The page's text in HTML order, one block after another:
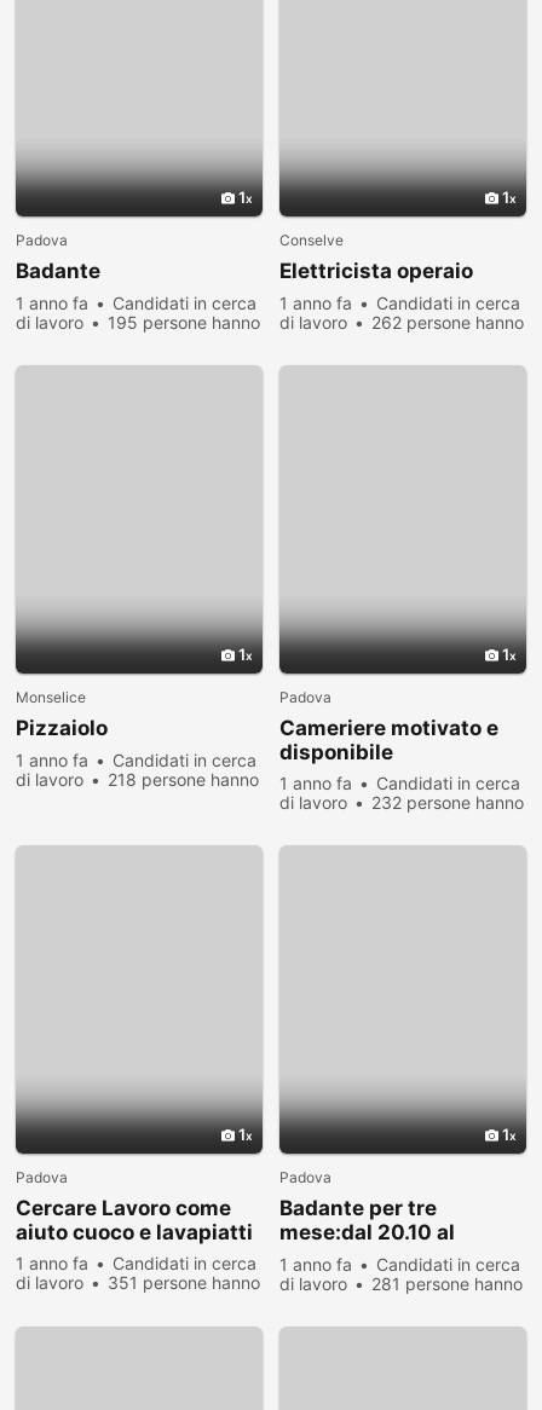
1
Padova
Badante
1 anno fa
Candidati in cerca
di lavoro
195 persone hanno
1
Conselve
Elettricista operaio
1 anno fa
Candidati in cerca
di lavoro
262 persone hanno
1
Monselice
Pizzaiolo
1 anno fa
Candidati in cerca
di lavoro
218 persone hanno
1
Padova
Cameriere motivato e
disponibile
1 anno fa
Candidati in cerca
di lavoro
232 persone hanno
1
Padova
Cercare Lavoro come
aiuto cuoco e lavapiatti
1 anno fa
Candidati in cerca
di lavoro
351 persone hanno
1
Padova
Badante per tre
mese:dal 20.10 al
20.01.AUTOMUNITA
1 anno fa
Candidati in cerca
di lavoro
281 persone hanno